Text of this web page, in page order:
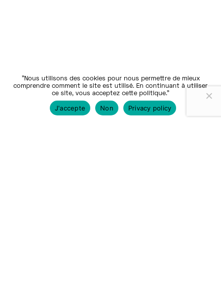
"Nous utilisons des cookies pour nous permettre de mieux
comprendre comment le site est utilisé. En continuant à utiliser
ce site, vous acceptez cette politique."
J'accepte Non Privacy policy